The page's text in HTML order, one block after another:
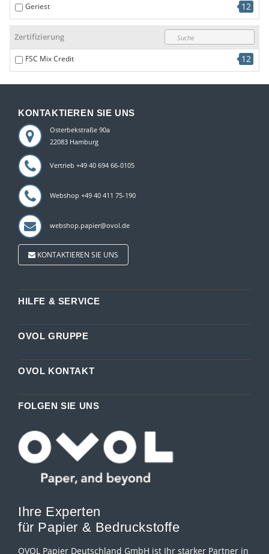
Geriest 12
Zertifizierung
FSC Mix Credit 12
KONTAKTIEREN SIE UNS
Osterbekstraße 90a
22083 Hamburg
Vertrieb +49 40 694 66-0105
Webshop +49 40 411 75-190
webshop.papier@ovol.de
KONTAKTIEREN SIE UNS
HILFE & SERVICE
OVOL GRUPPE
OVOL KONTAKT
FOLGEN SIE UNS
Ihre Experten
für Papier & Bedruckstoffe
OVOL Papier Deutschland GmbH ist Ihr starker Partner in